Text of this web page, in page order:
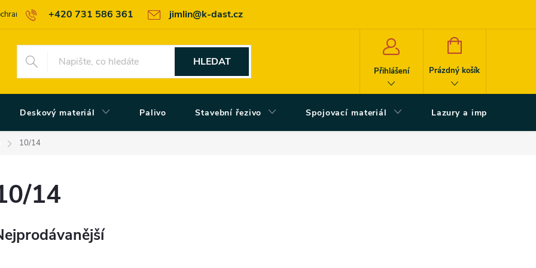
+420 731 586 361 jimlin@k-dast.cz
osobních údajů Obchodní podmínky Moje objednávka
HLEDAT
Přihlášení
NÁKUPNÍ
Prázdný košík
Deskový materiál Palivo Stavební řezivo Spojovací materiál Lazury a impregnace
10/14
14